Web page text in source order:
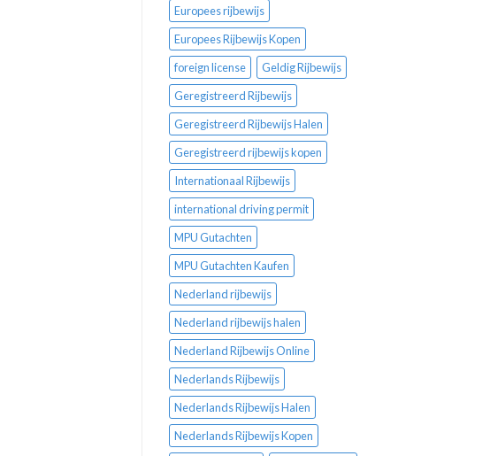
Europees rijbewijs
Europees Rijbewijs Kopen
foreign license
Geldig Rijbewijs
Geregistreerd Rijbewijs
Geregistreerd Rijbewijs Halen
Geregistreerd rijbewijs kopen
Internationaal Rijbewijs
international driving permit
MPU Gutachten
MPU Gutachten Kaufen
Nederland rijbewijs
Nederland rijbewijs halen
Nederland Rijbewijs Online
Nederlands Rijbewijs
Nederlands Rijbewijs Halen
Nederlands Rijbewijs Kopen